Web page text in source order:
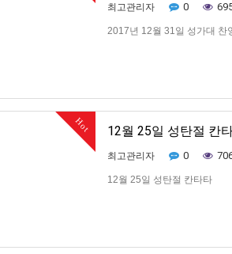
최고관리자 0
2017년 12월 31일 성가대 찬
Hot 12월 25일 성탄절 칸
최고관리자 0
12월 25일 성탄절 칸타타